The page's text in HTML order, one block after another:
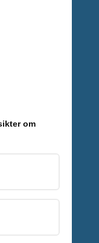
om